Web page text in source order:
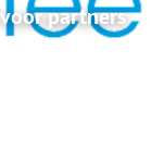
voor partners